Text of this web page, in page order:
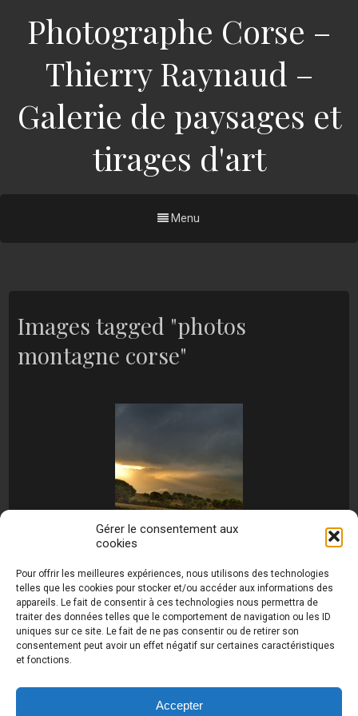
Gérer le consentement aux
cookies
Pour offrir les meilleures expériences, nous utilisons des technologies
telles que les cookies pour stocker et/ou accéder aux informations des
appareils. Le fait de consentir à ces technologies nous permettra de
traiter des données telles que le comportement de navigation ou les ID
uniques sur ce site. Le fait de ne pas consentir ou de retirer son
consentement peut avoir un effet négatif sur certaines caractéristiques
et fonctions.
Accepter
Photographe Corse –
Thierry Raynaud –
Galerie de paysages et
tirages d'art
Menu
Images tagged "photos
montagne corse"
raynaud.com ©
Toutes les photos de ce site sont